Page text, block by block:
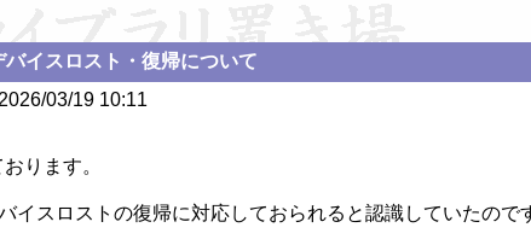
イスロスト・復帰について
03/19 10:11
ります。
イスロストの復帰に対応しておられると認識していたの